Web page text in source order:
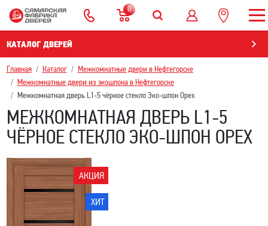
0
КАТАЛОГ ДВЕРЕЙ
Главная Каталог
Межкомнатные двери в Нефтегорскe
Межкомнатные двери из экошпона в Нефтегорскe
Межкомнатная дверь L1-5 чёрное стекло Эко-шпон Орех
МЕЖКОМНАТНАЯ ДВЕРЬ L1-5
ЧЁРНОЕ СТЕКЛО ЭКО-ШПОН ОРЕХ
АКЦИЯ
ХИТ